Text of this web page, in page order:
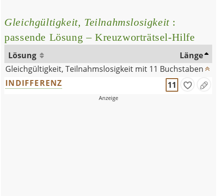
Gleichgültigkeit, Teilnahmslosigkeit:
passende Lösung – Kreuzworträtsel-Hilfe
Lösung
Länge
Gleichgültigkeit, Teilnahmslosigkeit mit 11 Buchstaben
INDIFFERENZ
11